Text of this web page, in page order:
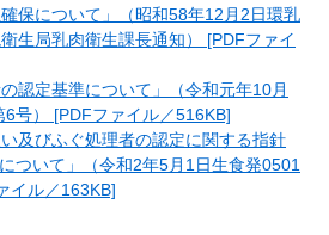
確保について」（昭和58年12月2日環乳
生局乳肉衛生課長通知） [PDFファイ
の認定基準について」（令和元年10月
号） [PDFファイル／516KB]
い及びふぐ処理者の認定に関する指針
について」（令和2年5月1日生食発0501
イル／163KB]